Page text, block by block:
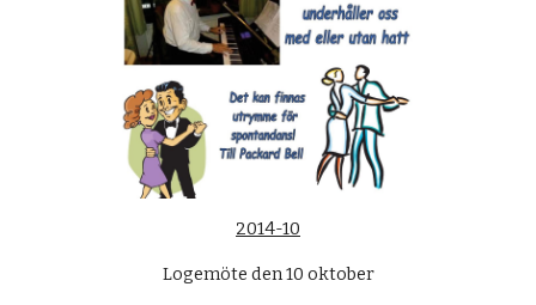
2014-10
Logemöte den 10 oktober